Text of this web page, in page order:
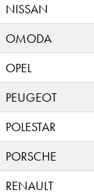
NISSAN
OMODA
OPEL
PEUGEOT
POLESTAR
PORSCHE
RENAULT